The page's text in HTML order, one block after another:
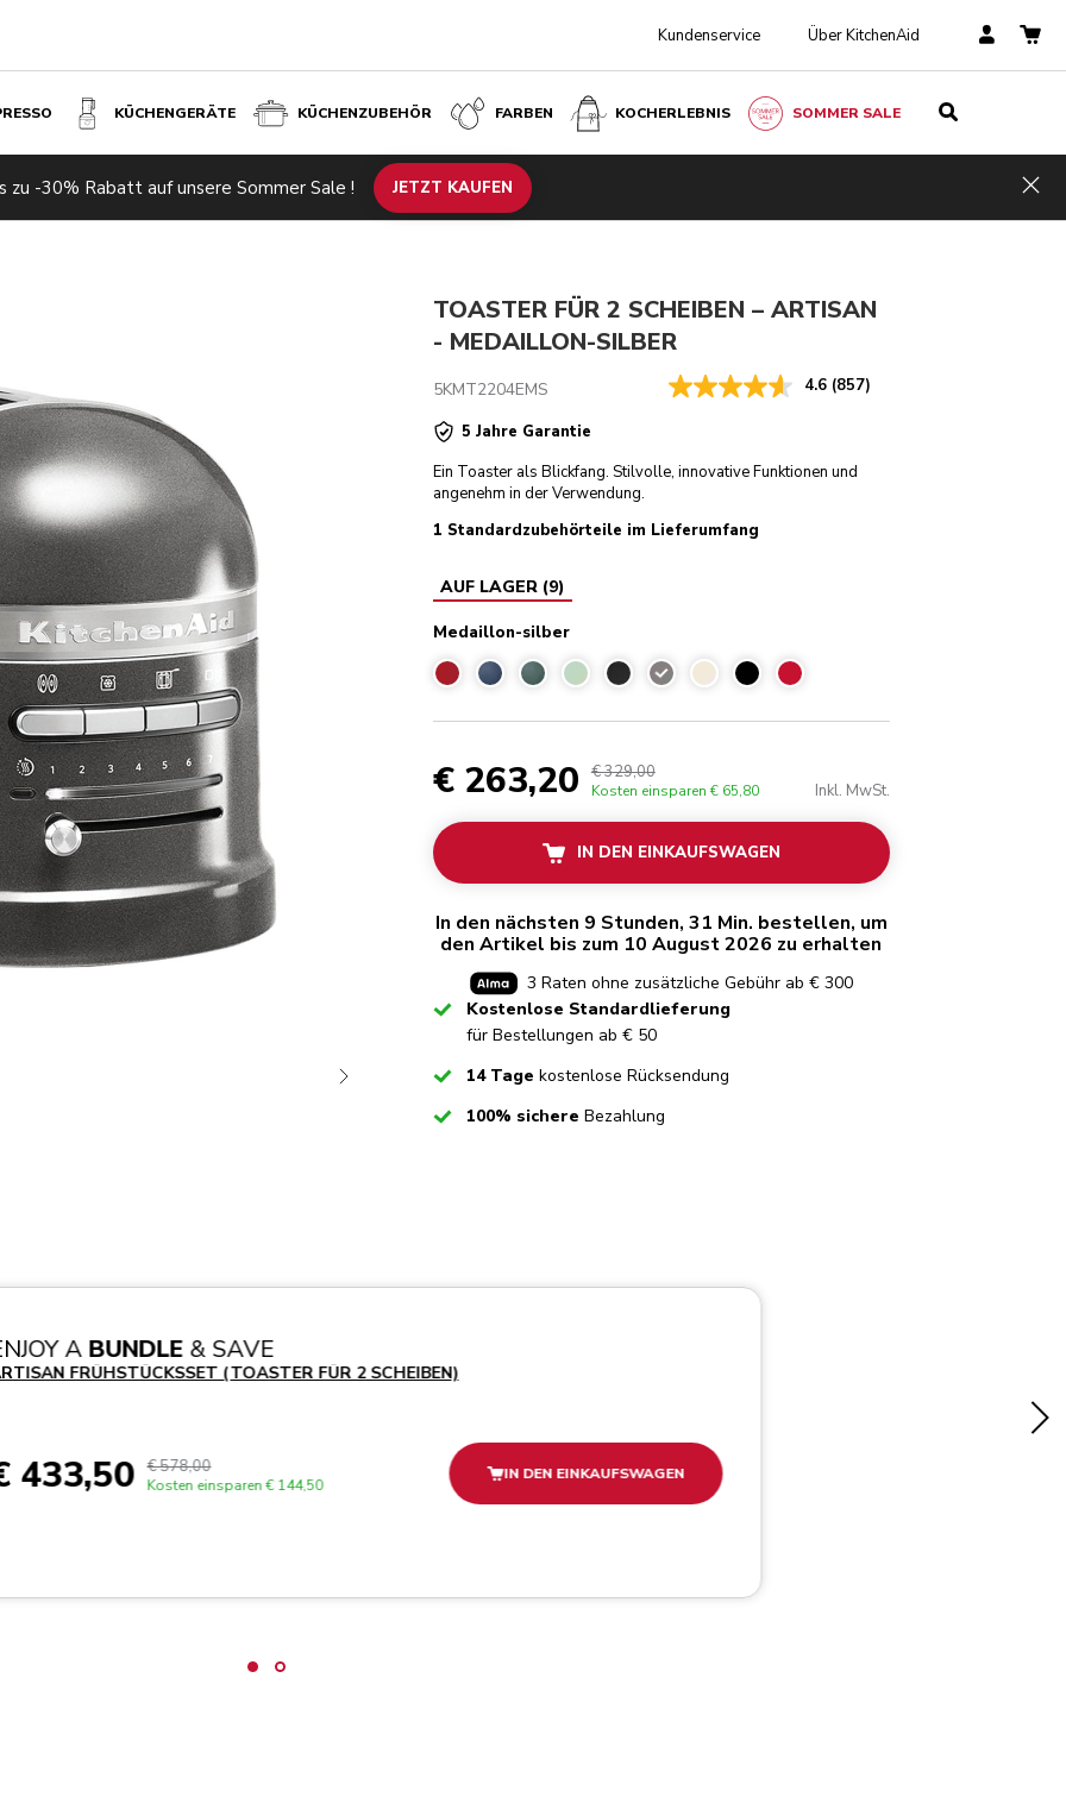
Kundenservice Über KitchenAid
KÜCHENGERÄTE KÜCHENZUBEHÖR FARBEN KOCHERLEBNIS SOMMER SALE
zu -30% Rabatt auf unsere Sommer Sale ! JETZT KAUFEN
Produkte Inspiration Technische Daten Bewertungen
Medaillon-silber
€ 263,20
€ 329,00
TOASTER FÜR 2 SCHEIBEN – ARTISAN
- MEDAILLON-SILBER
5KMT2204EMS 4.6 (857)
5 Jahre Garantie
Ein Toaster als Blickfang. Stilvolle, innovative Funktionen und
angenehm in der Verwendung.
1 Standardzubehörteile im Lieferumfang
AUF LAGER(9)
Medaillon-silber
Medaillon-silber
€ 263,20 € 329,00
Kosten einsparen € 65,80 Inkl. MwSt.
IN DEN EINKAUFSWAGEN
In den nächsten 9 Stunden, 31 Min. bestellen, um
den Artikel bis zum 10 August 2026 zu erhalten
3 Raten ohne zusätzliche Gebühr ab € 300
CheckedKostenlose Standardlieferung
für Bestellungen ab € 50
Checked14 Tage kostenlose Rücksendung
Checked100% sichere Bezahlung
A BUNDLE & SAVE
FRÜHSTÜCKSSET (TOASTER FÜR 2 SCHEIBEN)
433,50 € 578,00
Kosten einsparen € 144,50
IN DEN EINKAUFSWAGEN